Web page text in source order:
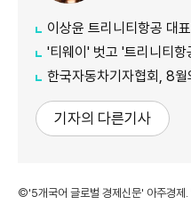
이상윤 트리니티항공 대표 "FSC,
'티웨이' 벗고 '트리니티항공' 새 옷
한국자동차기자협회, 8
기자의 다른기사
©'5개국어 글로벌 경제신문' 아주경제.